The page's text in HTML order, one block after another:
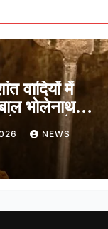
वादियों में
भोलेनाथ,
महादेव
इतिहास
NEWS